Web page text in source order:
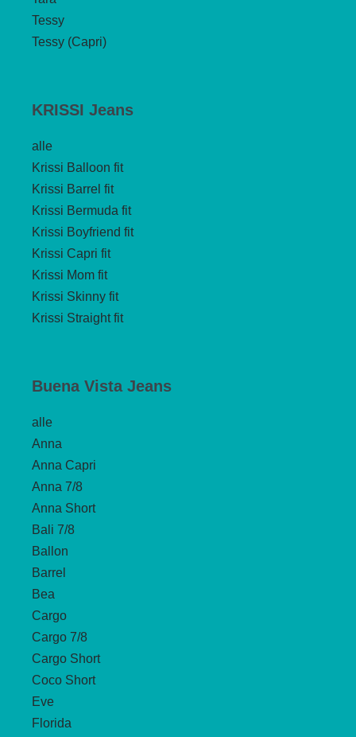
Tessy
Tessy (Capri)
KRISSI Jeans
alle
Krissi Balloon fit
Krissi Barrel fit
Krissi Bermuda fit
Krissi Boyfriend fit
Krissi Capri fit
Krissi Mom fit
Krissi Skinny fit
Krissi Straight fit
Buena Vista Jeans
alle
Anna
Anna Capri
Anna 7/8
Anna Short
Bali 7/8
Ballon
Barrel
Bea
Cargo
Cargo 7/8
Cargo Short
Coco Short
Eve
Florida